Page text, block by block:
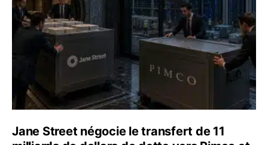
Jane Street négocie le transfert de 11